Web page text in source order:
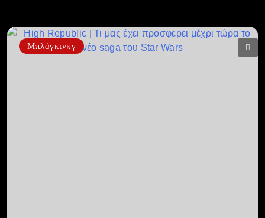
Μπλόγκινκγ